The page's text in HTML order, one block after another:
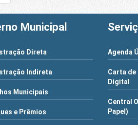
Municipal
Direta
Indireta
Municipais
e Prêmios
Agenda
Carta
Digital
Central
Papel)